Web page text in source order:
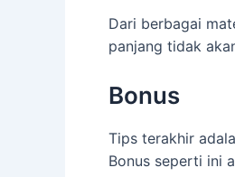
Dari berbagai
panjang tidak
Bonus
Tips terakhir
Bonus seperti ini